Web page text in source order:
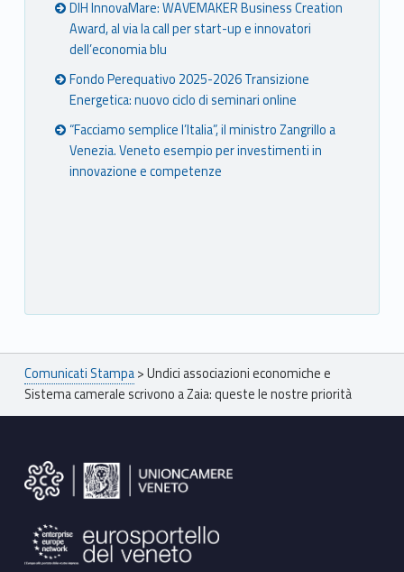
DIH InnovaMare: WAVEMAKER Business Creation
Award, al via la call per start-up e innovatori
dell’economia blu
Fondo Perequativo 2025-2026 Transizione
Energetica: nuovo ciclo di seminari online
“Facciamo semplice l’Italia”, il ministro Zangrillo a
Venezia. Veneto esempio per investimenti in
innovazione e competenze
Breadcrumbs navigation
Comunicati Stampa>Undici associazioni economiche e
Sistema camerale scrivono a Zaia: queste le nostre priorità